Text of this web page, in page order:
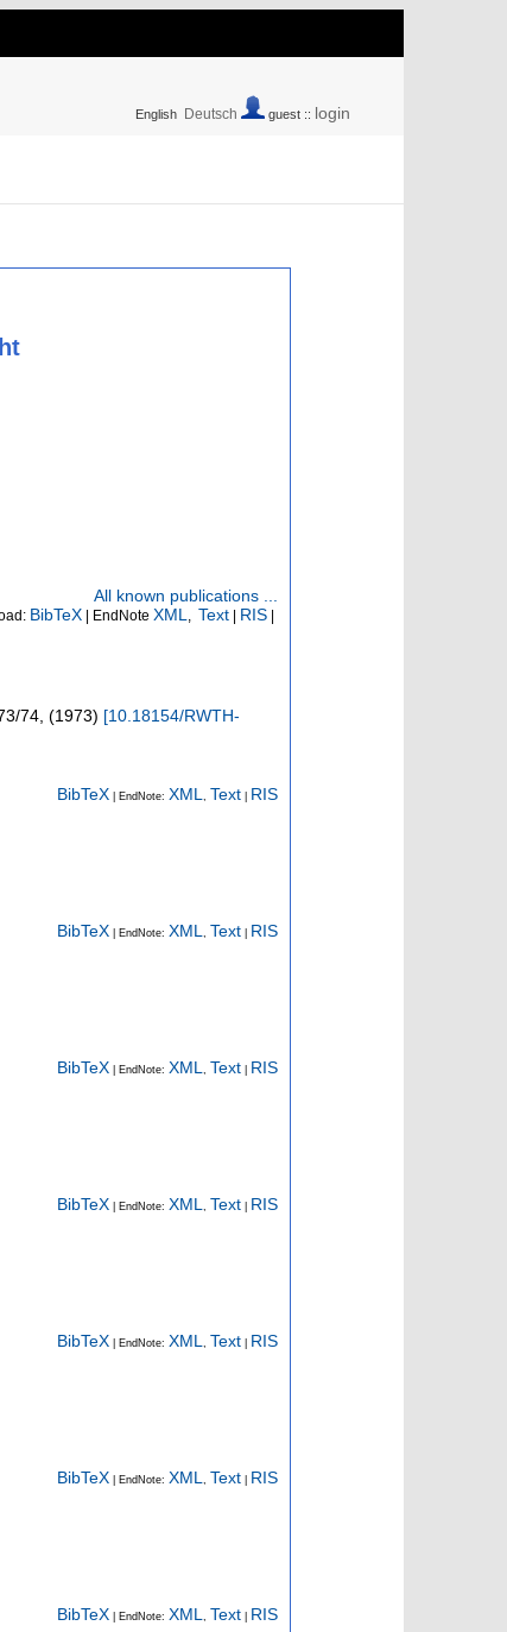
English Deutsch guest :: login
All known publications ...
BibTeX | EndNote XML Text RIS
74 (1973) [10.18154/RWTH-
BibTeX | EndNote: XML , Text RIS
BibTeX | EndNote: XML , Text RIS
BibTeX | EndNote: XML , Text RIS
BibTeX | EndNote: XML , Text RIS
BibTeX | EndNote: XML , Text RIS
BibTeX | EndNote: XML , Text RIS
BibTeX | EndNote: XML , Text RIS